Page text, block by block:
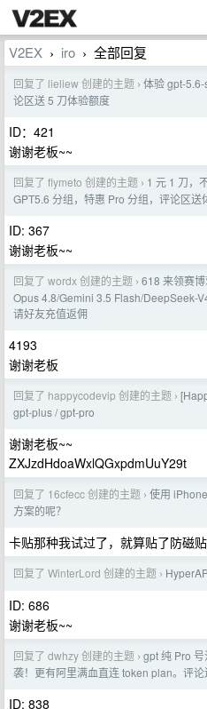
V2EX › iro › 全部回复
回复了 lieliew 创建的主题 › 体验 gpt-
论区送 5 刀体验额度
ID：421
谢谢老板~~
回复了 flymeto 创建的主题 › 1 元 1 刀，
GPT5.6 分组，特惠 Pro 分组，评论区送
ID: 367
谢谢老板~~
回复了 wordx 创建的主题 › 618 来领赛
Opus 4.8/Gemini 3.5 Flash/DeepSeek-
请好友充值返佣
4193
谢谢老板
回复了 happycodevip 创建的主题 ›
gpt-plus / gpt-pro
谢谢老板~~
ZXJzdHdoaWxlQGxpdmUuY29t
回复了 16cfecc 创建的主题 › 使用
方案的呢？
卡贴那种我试过了，就算贴了防磁
回复了 WinterLord 创建的主题 ›
ID: 686
谢谢老板~~
回复了 dwhzy 创建的主题 › gpt 纯 Pro
袭！更有阿里满血直连 token plan。评
ID: 838